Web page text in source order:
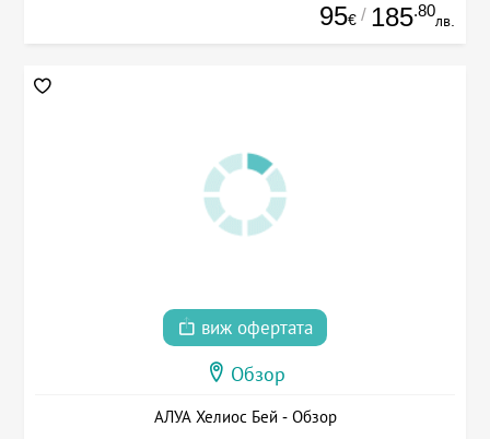
95€ / 185.80
лв.
виж офертата
Обзор
АЛУА Хелиос Бей - Обзор